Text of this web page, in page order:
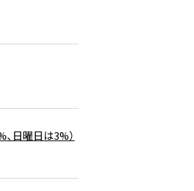
日曜日は3%）